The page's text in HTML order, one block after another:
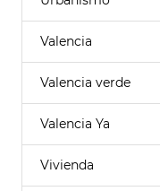
Valencia
Valencia verde
Valencia Ya
Vivienda